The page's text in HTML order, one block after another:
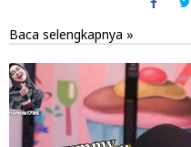
Baca selengkapnya »